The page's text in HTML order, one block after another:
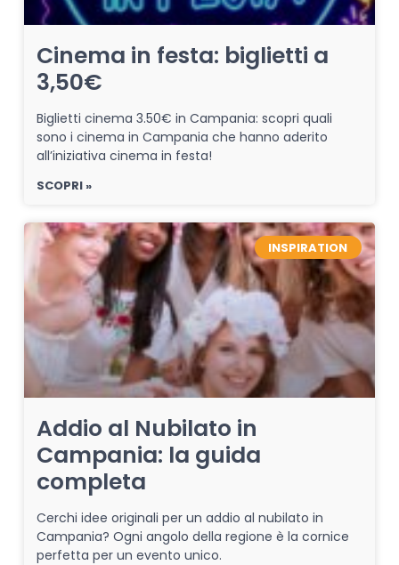
Cinema in festa: biglietti a
3,50€
Biglietti cinema 3.50€ in Campania: scopri quali
sono i cinema in Campania che hanno aderito
all’iniziativa cinema in festa!
SCOPRI »
INSPIRATION
Addio al Nubilato in
Campania: la guida
completa
Cerchi idee originali per un addio al nubilato in
Campania? Ogni angolo della regione è la cornice
perfetta per un evento unico.